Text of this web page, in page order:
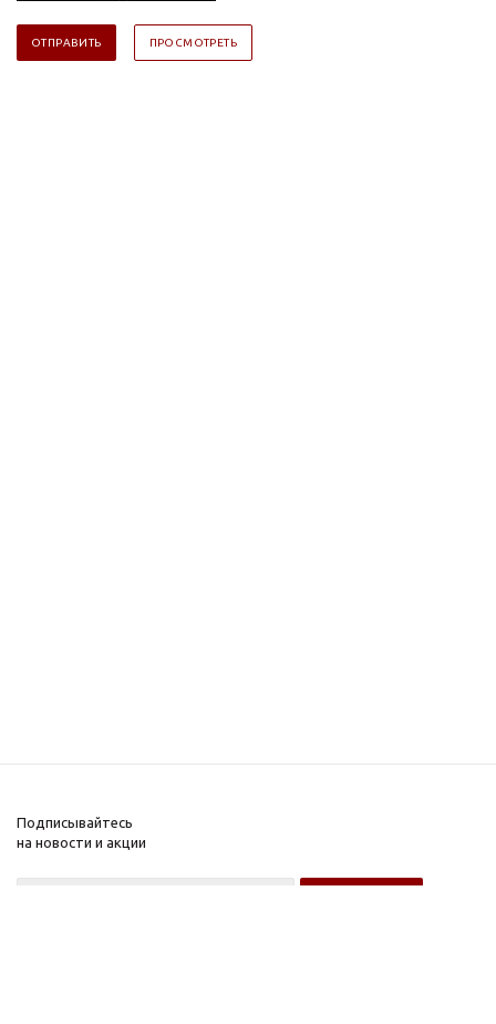
Подписывайтесь
на новости и акции